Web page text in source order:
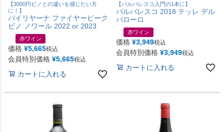
【3000円ピノとの違いを感じたい方
に！】
バイリヤーナ ファイヤーピーク
ピノ ノワール 2022 or 2023
赤ワイン
価格 ¥5,665税込
会員特別価格 ¥5,665税込
カートに入れる
【バルバレスコ入門の1本に】
バルバレスコ 2018 テッレ デル
バローロ
赤ワイン
価格 ¥3,949税込
会員特別価格 ¥3,949税込
カートに入れる